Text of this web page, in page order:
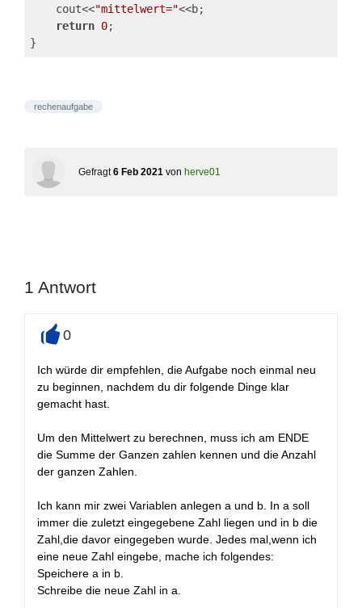
    cout<<
"mittelwert="<<b;
return 0;
}
rechenaufgabe
Gefragt 6 Feb 2021 von herve01
1 Antwort
0
Ich würde dir empfehlen, die Aufgabe noch einmal neu
zu beginnen, nachdem du dir folgende Dinge klar
gemacht hast.
Um den Mittelwert zu berechnen, muss ich am ENDE
die Summe der Ganzen zahlen kennen und die Anzahl
der ganzen Zahlen.
Ich kann mir zwei Variablen anlegen a und b. In a soll
immer die zuletzt eingegebene Zahl liegen und in b die
Zahl,die davor eingegeben wurde. Jedes mal,wenn ich
eine neue Zahl eingebe, mache ich folgendes:
Speichere a in b.
Schreibe die neue Zahl in a.